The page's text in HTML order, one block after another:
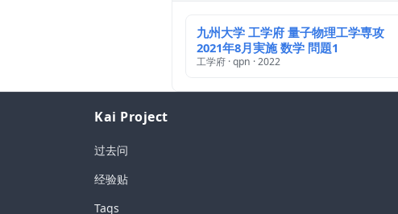
九州大学 工学府 量子物理工学専攻
2021年8月実施 数学 問題1
工学府 · qpn · 2022
Kai Project
过去问
经验贴
Tags